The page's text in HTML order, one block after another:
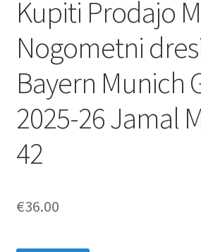
Kupiti Prodajo
Nogometni
Bayern Munich
2025-26 Jamal
42
€36.00